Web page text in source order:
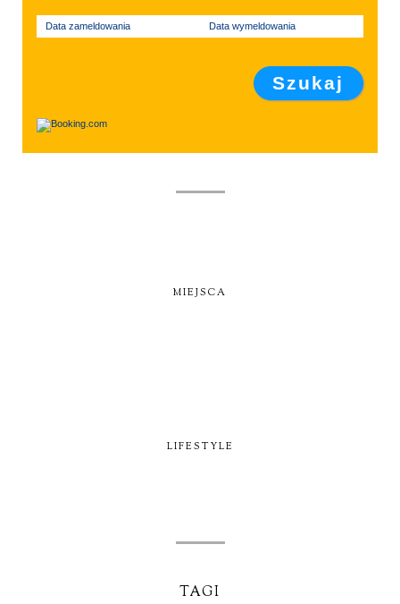
Data zameldowania Data wymeldowania
MIEJSCA
LIFESTYLE
TAGI